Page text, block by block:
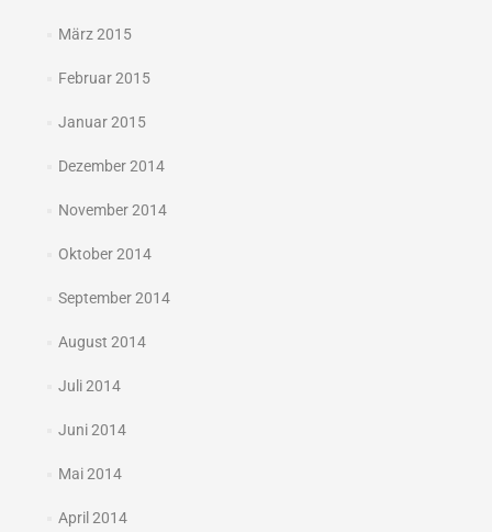
März 2015
Februar 2015
Januar 2015
Dezember 2014
November 2014
Oktober 2014
September 2014
August 2014
Juli 2014
Juni 2014
Mai 2014
April 2014